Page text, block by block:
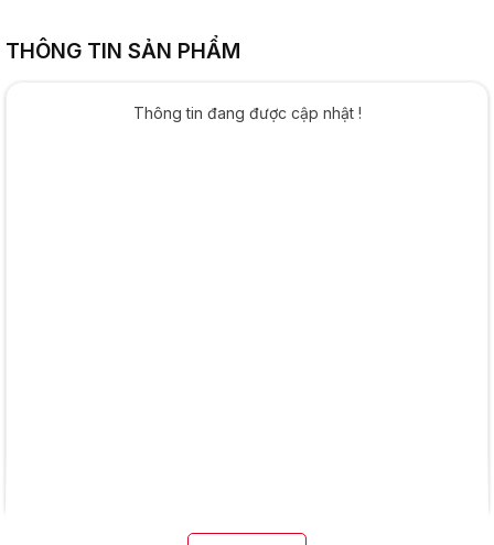
THÔNG TIN SẢN PHẨM
Thông tin đang được cập nhật !